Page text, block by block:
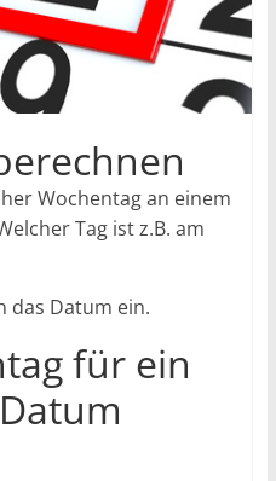
Wochentag an einem
Tag ist z.B. am
das Datum ein.
für ein